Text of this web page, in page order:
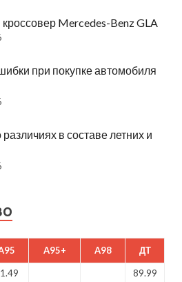
Mercedes-Benz GLA
при покупке автомобиля
в составе летних и
A95+ A98 ДТ
89.99